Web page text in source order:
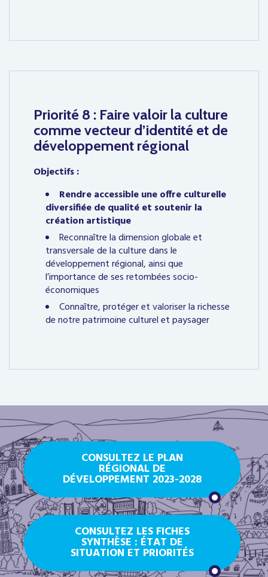
Priorité 8 : Faire valoir la culture
comme vecteur d’identité et de
développement régional
Objectifs :
Rendre accessible une offre culturelle
diversifiée de qualité et soutenir la
création artistique
Reconnaître la dimension globale et
transversale de la culture dans le
développement régional, ainsi que
l’importance de ses retombées socio-
économiques
Connaître, protéger et valoriser la richesse
de notre patrimoine culturel et paysager
CONSULTEZ LE PLAN
RÉGIONAL DE
DÉVELOPPEMENT 2023-2028
CONSULTEZ LES FICHES
SYNTHÈSE : ÉTAT DE
SITUATION ET PRIORITÉS